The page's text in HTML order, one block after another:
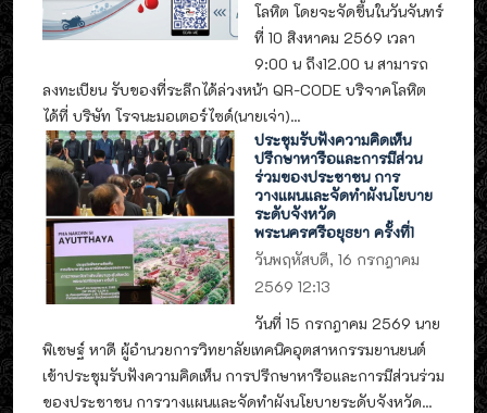
โลหิต โดยจะจัดขึ้นในวันจันทร์
ที่ 10 สิงหาคม 2569 เวลา
9:00 น ถึง12.00 น สามารถ
ลงทะเบียน รับของที่ระลึกได้ล่วงหน้า QR-CODE บริจาคโลหิต
ได้ที่ บริษัท โรจนะมอเตอร์ไซด์(นายเจ่า)...
ประชุมรับฟังความคิดเห็น
ปรึกษาหารือและการมีส่วน
ร่วมของประชาชน การ
วางแผนและจัดทำผังนโยบาย
ระดับจังหวัด
พระนครศรีอยุธยา ครั้งที่1
วันพฤหัสบดี, 16 กรกฎาคม
2569 12:13
วันที่ 15 กรกฎาคม 2569 นาย
พิเชษฐ์ หาดี ผู้อำนวยการวิทยาลัยเทคนิคอุตสาหกรรมยานยนต์
เข้าประชุมรับฟังความคิดเห็น การปรึกษาหารือและการมีส่วนร่วม
ของประชาชน การวางแผนและจัดทำผังนโยบายระดับจังหวัด...